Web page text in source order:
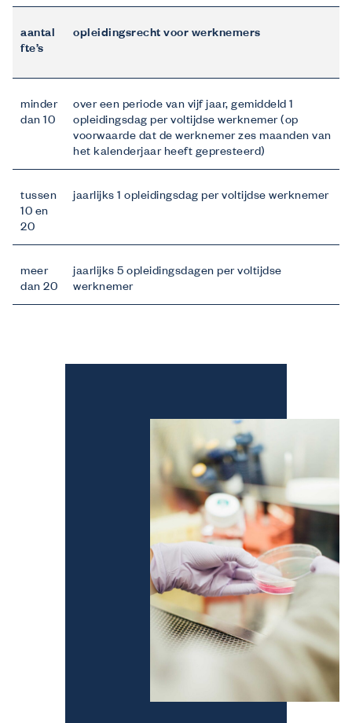
aantal
fte’s
opleidingsrecht voor werknemers
minder
dan 10
over een periode van vijf jaar, gemiddeld 1
opleidingsdag per voltijdse werknemer (op
voorwaarde dat de werknemer zes maanden van
het kalenderjaar heeft gepresteerd)
tussen
10 en
20
jaarlijks 1 opleidingsdag per voltijdse werknemer
meer
dan 20
jaarlijks 5 opleidingsdagen per voltijdse
werknemer